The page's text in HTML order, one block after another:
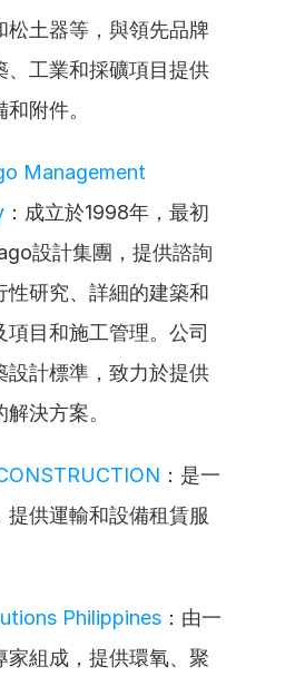
松土器等，與領先品牌
、工業和採礦項目提供
附件。
Management
：成立於1998年，最初
設計集團，提供諮詢
性研究、詳細的建築和
項目和施工管理。公司
設計標準，致力於提供
決方案。
：是一
提供運輸和設備租賃服
Philippines ：由一
家組成，提供環氧、聚